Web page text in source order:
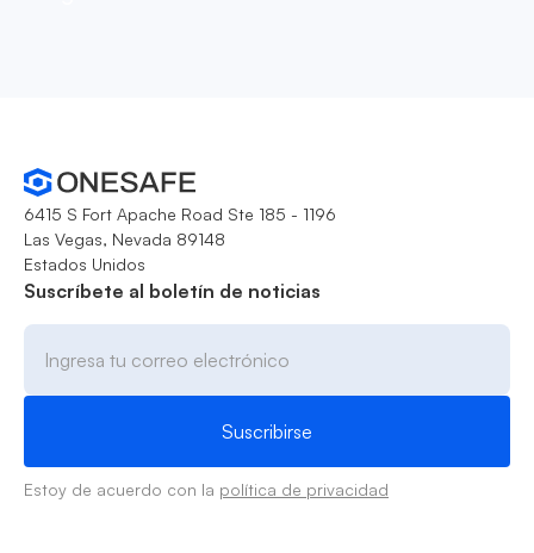
6415 S Fort Apache Road Ste 185 - 1196
Las Vegas, Nevada 89148
Estados Unidos
Suscríbete al boletín de noticias
Estoy de acuerdo con la política de privacidad